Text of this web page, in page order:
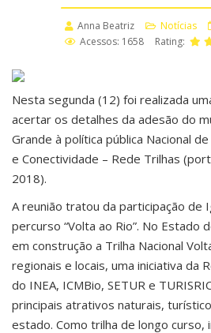
Anna Beatriz Notícias
Acessos: 1658
Rating:
Nesta segunda (12) foi realizada
acertar os detalhes da adesão do
Grande à política pública Nacional
e Conectividade – Rede Trilhas
2018).
A reunião tratou da participação de
percurso “Volta ao Rio”. No Estado
em construção a Trilha Nacional
regionais e locais, uma iniciativa da
do INEA, ICMBio, SETUR e
principais atrativos naturais,
estado. Como trilha de longo curso,